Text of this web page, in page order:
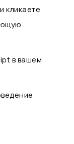
кликаете
в вашем